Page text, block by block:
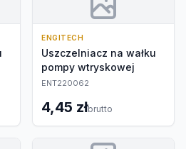
ENGITECH
Uszczelniacz na wałku
pompy wtryskowej
ENT220062
4,45 złbrutto